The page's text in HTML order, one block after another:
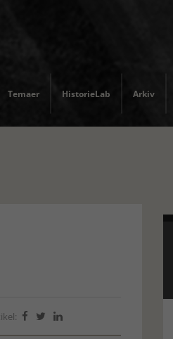
Temaer HistorieLab Arkiv
  